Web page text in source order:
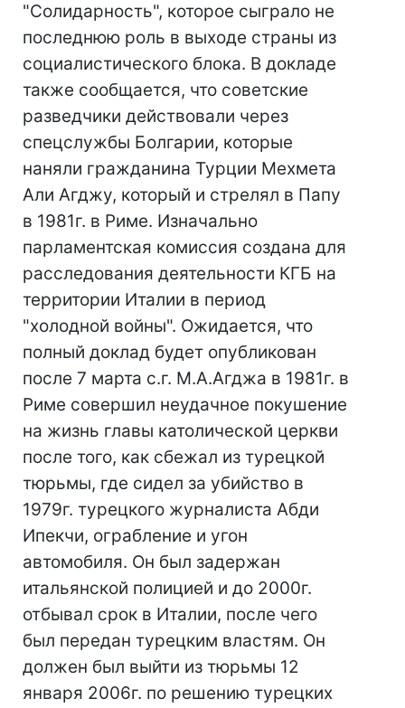
"Солидарность", которое сыграло не
последнюю роль в выходе страны из
социалистического блока. В докладе
также сообщается, что советские
разведчики действовали через
спецслужбы Болгарии, которые
наняли гражданина Турции Мехмета
Али Агджу, который и стрелял в Папу
в 1981г. в Риме. Изначально
парламентская комиссия создана для
расследования деятельности КГБ на
территории Италии в период
"холодной войны". Ожидается, что
полный доклад будет опубликован
после 7 марта с.г. М.А.Агджа в 1981г. в
Риме совершил неудачное покушение
на жизнь главы католической церкви
после того, как сбежал из турецкой
тюрьмы, где сидел за убийство в
1979г. турецкого журналиста Абди
Ипекчи, ограбление и угон
автомобиля. Он был задержан
итальянской полицией и до 2000г.
отбывал срок в Италии, после чего
был передан турецким властям. Он
должен был выйти из тюрьмы 12
января 2006г. по решению турецких